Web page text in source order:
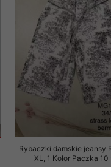
Rybaczki damskie jeansy
XL, 1 Kolor Paczka 10